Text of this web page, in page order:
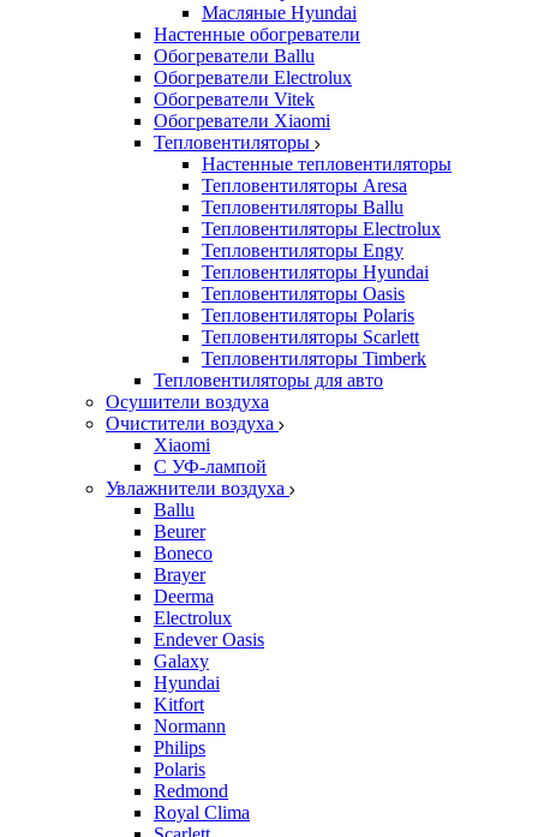
Масляные Hyundai
Настенные обогреватели
Обогреватели Ballu
Обогреватели Electrolux
Обогреватели Vitek
Обогреватели Xiaomi
Тепловентиляторы
Настенные тепловентиляторы
Тепловентиляторы Aresa
Тепловентиляторы Ballu
Тепловентиляторы Electrolux
Тепловентиляторы Engy
Тепловентиляторы Hyundai
Тепловентиляторы Oasis
Тепловентиляторы Polaris
Тепловентиляторы Scarlett
Тепловентиляторы Timberk
Тепловентиляторы для авто
Осушители воздуха
Очистители воздуха
Xiaomi
С УФ-лампой
Увлажнители воздуха
Ballu
Beurer
Boneco
Brayer
Deerma
Electrolux
Endever Oasis
Galaxy
Hyundai
Kitfort
Normann
Philips
Polaris
Redmond
Royal Clima